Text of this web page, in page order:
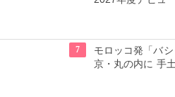
7
モロッコ発「バ
京・丸の内に 手